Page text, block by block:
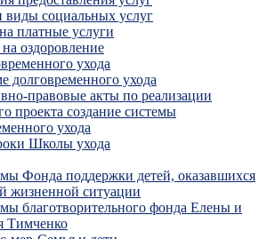
социальных услуг
платные услуги
оздоровление
ухода
долговременного ухода
правовые акты по реализации
проекта создание системы
ухода
Школы ухода
Фонда поддержки детей, оказавшихся
жизненной ситуации
благотворительного фонда Елены и
Тимченко